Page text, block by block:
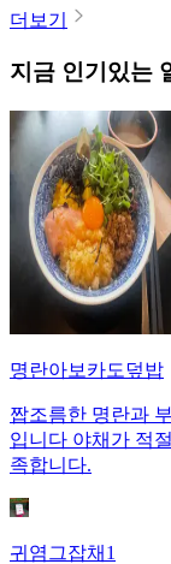
더보기
지금 인기있는
명란아보카도덮밥
짭조름한 명란과
입니다 야채가 적
족합니다.
귀염그잡채1